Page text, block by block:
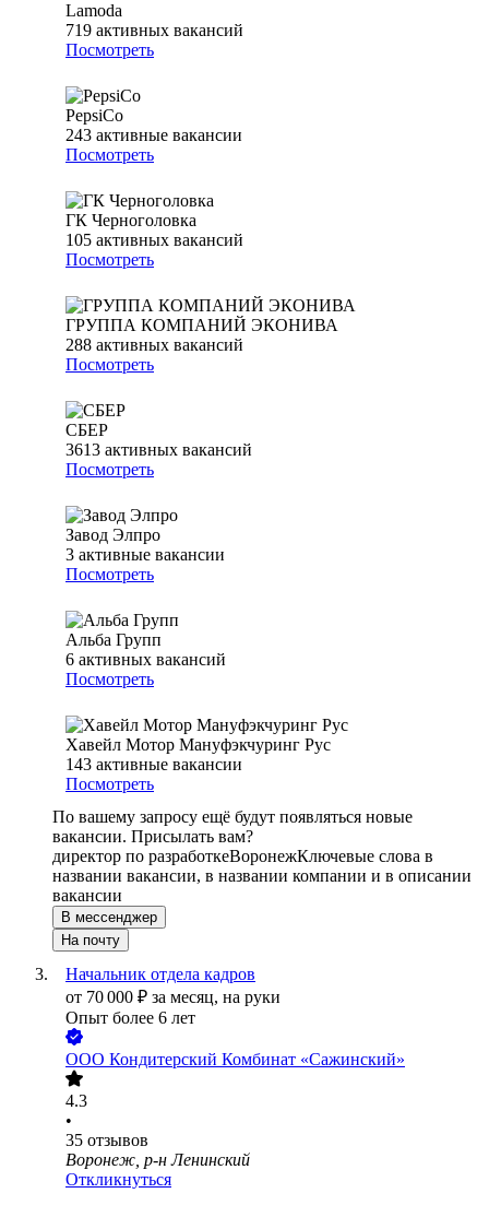
Lamoda
719 активных вакансий
Посмотреть
PepsiCo
243 активные вакансии
Посмотреть
ГК Черноголовка
105 активных вакансий
Посмотреть
ГРУППА КОМПАНИЙ ЭКОНИВА
288 активных вакансий
Посмотреть
СБЕР
3613 активных вакансий
Посмотреть
Завод Элпро
3 активные вакансии
Посмотреть
Альба Групп
6 активных вакансий
Посмотреть
Хавейл Мотор Мануфэкчуринг Рус
143 активные вакансии
Посмотреть
По вашему запросу ещё будут появляться новые
вакансии. Присылать вам?
директор по разработкеВоронежКлючевые слова в
названии вакансии, в названии компании и в описании
вакансии
В мессенджер
На почту
Начальник отдела кадров
от 70 000 ₽ за месяц, на руки
Опыт более 6 лет
ООО Кондитерский Комбинат «Сажинский»
4.3
•
35 отзывов
Воронеж, р-н Ленинский
Откликнуться